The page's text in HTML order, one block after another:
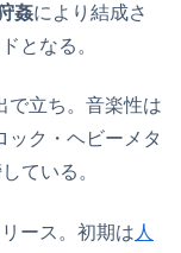
姦により結成さ
となる。
で立ち。音楽性は
ック・ヘビーメタ
ている。
ース。初期は 人